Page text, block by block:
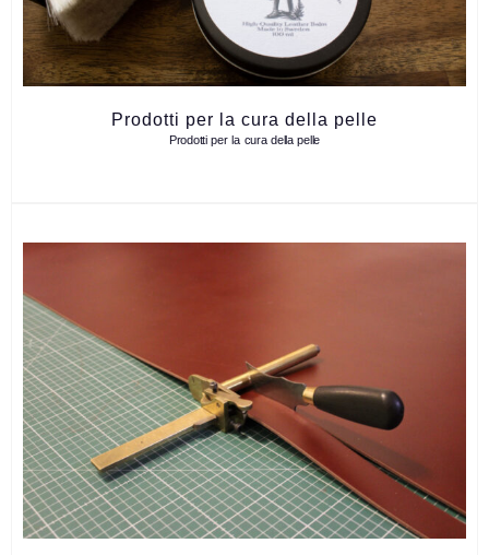
Prodotti per la cura della pelle
Prodotti per la cura della pelle